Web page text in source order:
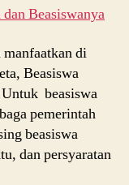
Beasiswanya
di
Beasiswa
beasiswa
pemerintah
beasiswa
dan persyaratan